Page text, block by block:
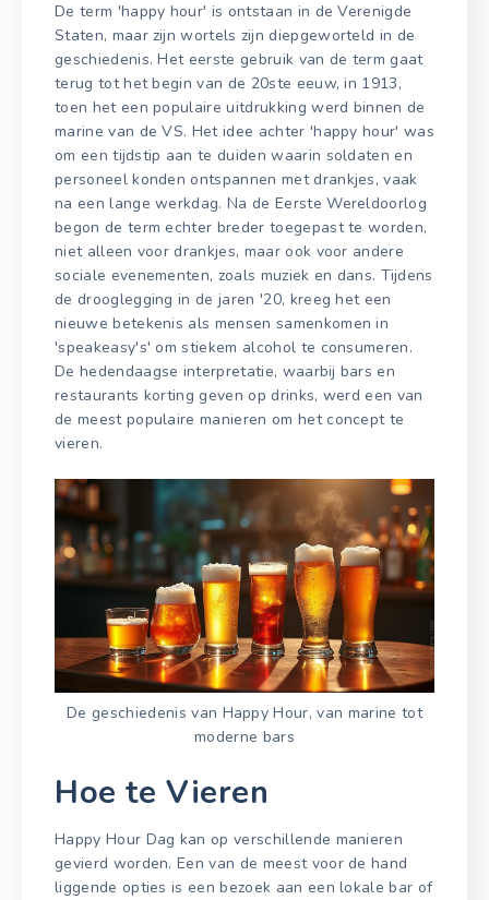
De term 'happy hour' is ontstaan in de Verenigde
Staten, maar zijn wortels zijn diepgeworteld in de
geschiedenis. Het eerste gebruik van de term gaat
terug tot het begin van de 20ste eeuw, in 1913,
toen het een populaire uitdrukking werd binnen de
marine van de VS. Het idee achter 'happy hour' was
om een tijdstip aan te duiden waarin soldaten en
personeel konden ontspannen met drankjes, vaak
na een lange werkdag. Na de Eerste Wereldoorlog
begon de term echter breder toegepast te worden,
niet alleen voor drankjes, maar ook voor andere
sociale evenementen, zoals muziek en dans. Tijdens
de drooglegging in de jaren '20, kreeg het een
nieuwe betekenis als mensen samenkomen in
'speakeasy's' om stiekem alcohol te consumeren.
De hedendaagse interpretatie, waarbij bars en
restaurants korting geven op drinks, werd een van
de meest populaire manieren om het concept te
vieren.
De geschiedenis van Happy Hour, van marine tot
moderne bars
Hoe te Vieren
Happy Hour Dag kan op verschillende manieren
gevierd worden. Een van de meest voor de hand
liggende opties is een bezoek aan een lokale bar of